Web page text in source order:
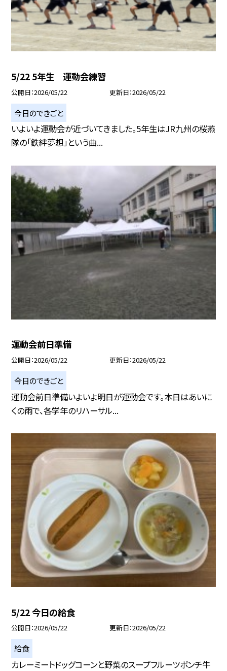
5/22 5年生 運動会練習
公開日 2026/05/22 更新日 2026/05/22
今日のできごと
いよいよ運動会が近づいてきました。5年生はJR九州の桜燕
隊の「鉄絆夢想」という曲...
運動会前日準備
公開日 2026/05/22 更新日 2026/05/22
今日のできごと
運動会前日準備いよいよ明日が運動会です。本日はあいに
くの雨で、各学年のリハーサル...
5/22 今日の給食
公開日 2026/05/22 更新日 2026/05/22
給食
カレーミートドッグコーンと野菜のスープフルーツポンチ牛